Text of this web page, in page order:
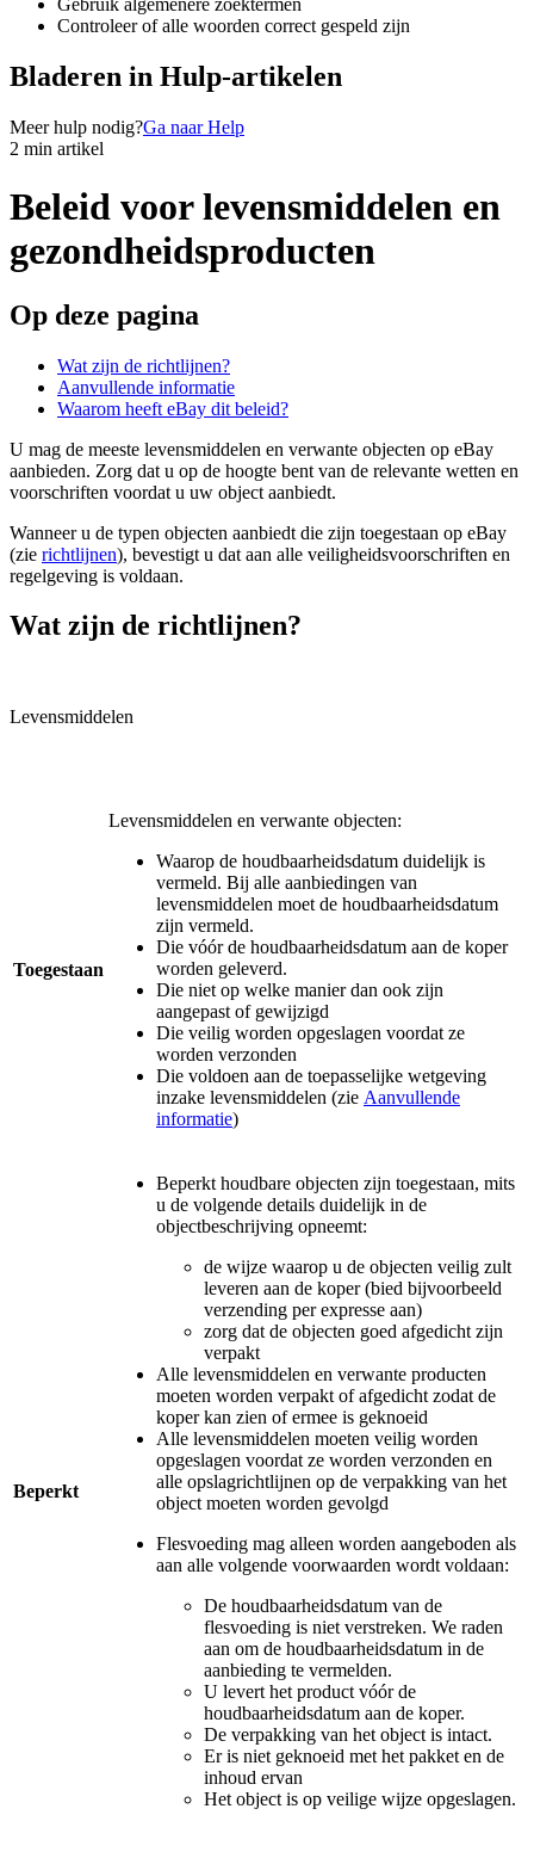
Gebruik algemenere zoektermen
Controleer of alle woorden correct gespeld zijn
Bladeren in Hulp-artikelen
Meer hulp nodig?Ga naar Help
2 min artikel
Beleid voor levensmiddelen en
gezondheidsproducten
Op deze pagina
Wat zijn de richtlijnen?
Aanvullende informatie
Waarom heeft eBay dit beleid?
U mag de meeste levensmiddelen en verwante objecten op eBay
aanbieden. Zorg dat u op de hoogte bent van de relevante wetten en
voorschriften voordat u uw object aanbiedt.
Wanneer u de typen objecten aanbiedt die zijn toegestaan op eBay
(zie richtlijnen), bevestigt u dat aan alle veiligheidsvoorschriften en
regelgeving is voldaan.
Wat zijn de richtlijnen?
Levensmiddelen
Toegestaan
Levensmiddelen en verwante objecten:
Waarop de houdbaarheidsdatum duidelijk is
vermeld. Bij alle aanbiedingen van
levensmiddelen moet de houdbaarheidsdatum
zijn vermeld.
Die vóór de houdbaarheidsdatum aan de koper
worden geleverd.
Die niet op welke manier dan ook zijn
aangepast of gewijzigd
Die veilig worden opgeslagen voordat ze
worden verzonden
Die voldoen aan de toepasselijke wetgeving
inzake levensmiddelen (zie Aanvullende
informatie)
Beperkt
Beperkt houdbare objecten zijn toegestaan, mits
u de volgende details duidelijk in de
objectbeschrijving opneemt:
de wijze waarop u de objecten veilig zult
leveren aan de koper (bied bijvoorbeeld
verzending per expresse aan)
zorg dat de objecten goed afgedicht zijn
verpakt
Alle levensmiddelen en verwante producten
moeten worden verpakt of afgedicht zodat de
koper kan zien of ermee is geknoeid
Alle levensmiddelen moeten veilig worden
opgeslagen voordat ze worden verzonden en
alle opslagrichtlijnen op de verpakking van het
object moeten worden gevolgd
Flesvoeding mag alleen worden aangeboden als
aan alle volgende voorwaarden wordt voldaan:
De houdbaarheidsdatum van de
flesvoeding is niet verstreken. We raden
aan om de houdbaarheidsdatum in de
aanbieding te vermelden.
U levert het product vóór de
houdbaarheidsdatum aan de koper.
De verpakking van het object is intact.
Er is niet geknoeid met het pakket en de
inhoud ervan
Het object is op veilige wijze opgeslagen.